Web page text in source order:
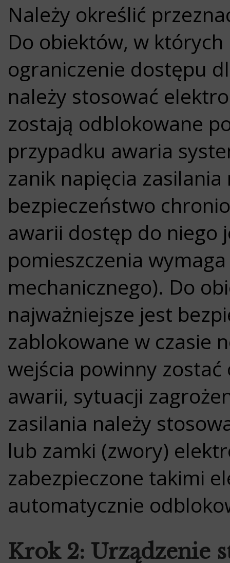
Należy określić
Do obiektów, w
ograniczenie dostępu
należy stosować
zostają odblokowane
przypadku awaria
zanik napięcia zasilania
bezpieczeństwo
awarii dostęp do niego
pomieszczenia
mechanicznego). Do
najważniejsze jest
zablokowane w czasie
wejścia powinny
awarii, sytuacji
zasilania należy
lub zamki (zwory)
zabezpieczone takimi
automatycznie
Krok 2: Urządzenie